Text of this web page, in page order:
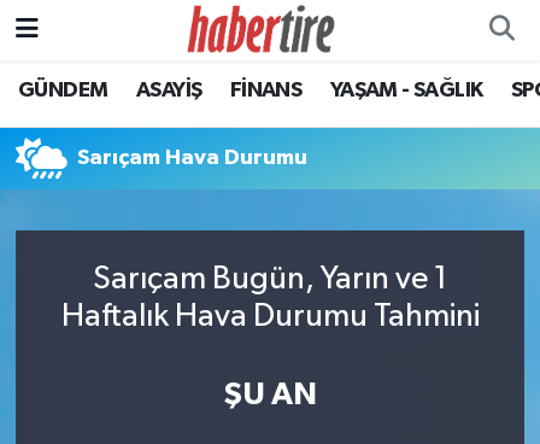
GÜNDEM ASAYİŞ FİNANS YAŞAM - SAĞLIK
Sarıçam Hava Durumu
Sarıçam Bugün, Yarın ve 1
Haftalık Hava Durumu Tahmini
ŞU AN
Tire Nöbetçi Eczaneler
Tire Hava Durumu
Süper Lig Puan Durumu ve Fikstür
Son Dakika Haberleri